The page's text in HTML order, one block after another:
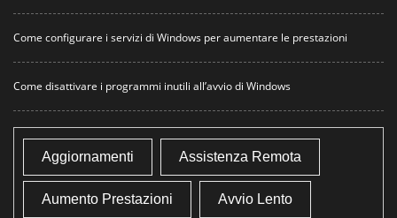
Come configurare i servizi di Windows per aumentare le prestazioni
Come disattivare i programmi inutili all’avvio di Windows
Aggiornamenti Assistenza Remota
Aumento Prestazioni Avvio Lento